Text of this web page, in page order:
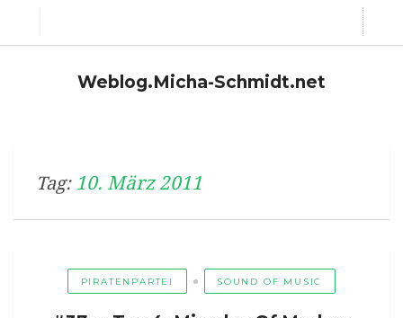
Weblog.Micha-Schmidt.net
Tag: 10. März 2011
PIRATENPARTEI SOUND OF MUSIC